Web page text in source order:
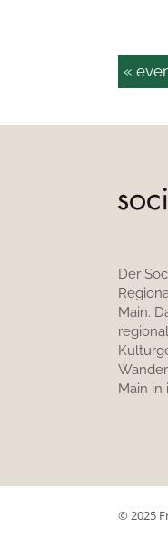
«
Der
Main.
Main in
© 2025